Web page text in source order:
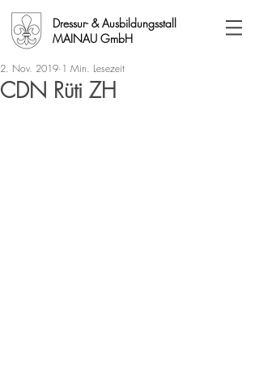
Dressur- & Ausbildungsstall
MAINAU GmbH
CDN Rüti ZH
2. Nov. 2019 1 Min. Lesezeit